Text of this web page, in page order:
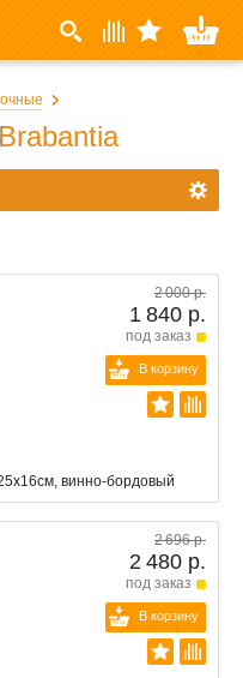
Brabantia
2 000 р.
1 840 р.
под заказ
В корзину
винно-бордовый
2 696 р.
2 480 р.
под заказ
В корзину